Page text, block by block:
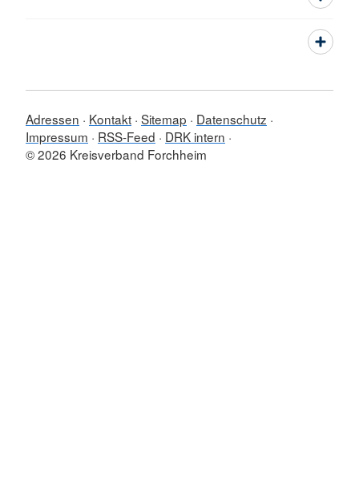
Adressen Kontakt Sitemap
Datenschutz
Impressum
RSS-Feed
DRK intern
© 2026 Kreisverband Forchheim